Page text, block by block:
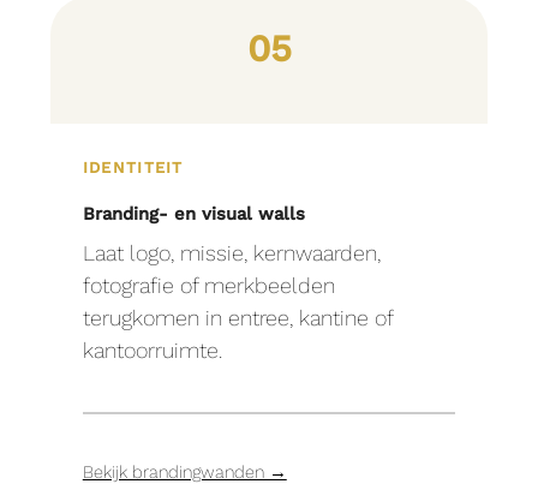
05
IDENTITEIT
Branding- en visual walls
Laat logo, missie, kernwaarden,
fotografie of merkbeelden
terugkomen in entree, kantine of
kantoorruimte.
Bekijk brandingwanden →